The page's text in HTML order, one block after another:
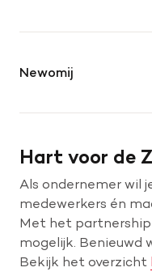
Newomij
Hart voor de
Als ondernemer wil
medewerkers én
Met het partnership
mogelijk. Benieuwd
Bekijk het overzicht